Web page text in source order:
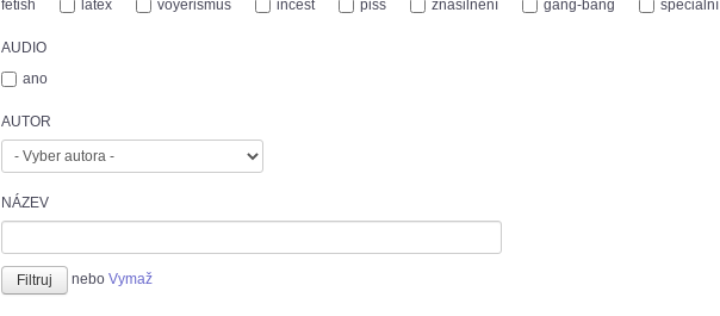
fetish
latex voyerismus incest piss znásilnění gang-bang speciální
AUDIO
ano
AUTOR
NÁZEV
nebo Vymaž